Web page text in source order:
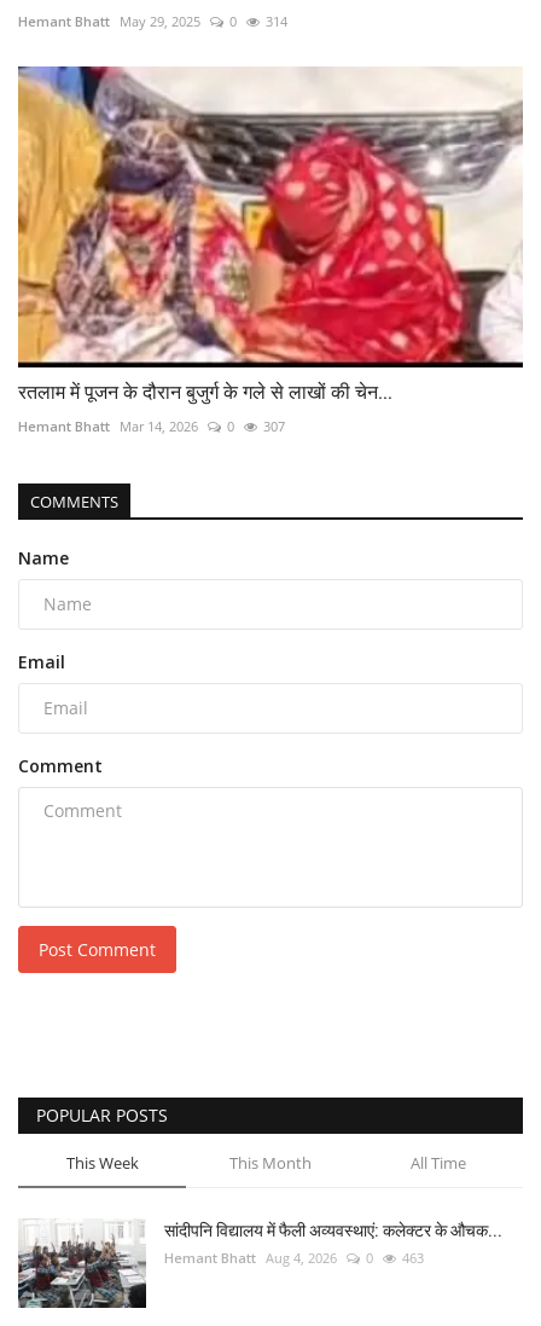
Hemant Bhatt May 29, 2025 0 314
रतलाम में पूजन के दौरान बुजुर्ग के गले से लाखों की चेन...
Hemant Bhatt Mar 14, 2026 0 307
COMMENTS
Name
Email
Comment
Post Comment
POPULAR POSTS
This Week This Month All Time
सांदीपनि विद्यालय में फैली अव्यवस्थाएं: कलेक्टर के औचक...
Hemant Bhatt Aug 4, 2026 0 463